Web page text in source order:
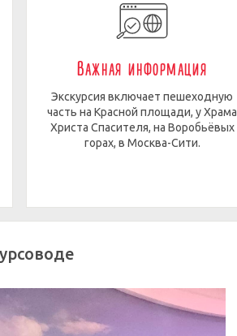
Важная информация
Экскурсия включает пешеходную
часть на Красной площади, у Храма
Христа Спасителя, на Воробьёвых
горах, в Москва-Сити.